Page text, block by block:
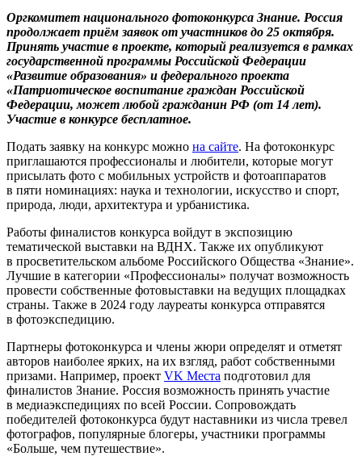
Оргкомитет национального фотоконкурса Знание. Россия
продолжает приём заявок от участников до 25 октября.
Принять участие в проекте, который реализуется в рамках
государственной программы Российской Федерации
«Развитие образования» и федерального проекта
«Патриотическое воспитание граждан Российской
Федерации, может любой гражданин РФ (от 14 лет).
Участие в конкурсе бесплатное.
Подать заявку на конкурс можно на сайте. На фотоконкурс
приглашаются профессионалы и любители, которые могут
присылать фото с мобильных устройств и фотоаппаратов
в пяти номинациях: наука и технологии, искусство и спорт,
природа, люди, архитектура и урбанистика.
Работы финалистов конкурса войдут в экспозицию
тематической выставки на ВДНХ. Также их опубликуют
в просветительском альбоме Российского Общества «Знание».
Лучшие в категории «Профессионалы» получат возможность
провести собственные фотовыставки на ведущих площадках
страны. Также в 2024 году лауреаты конкурса отправятся
в фотоэкспедицию.
Партнеры фотоконкурса и члены жюри определят и отметят
авторов наиболее ярких, на их взгляд, работ собственными
призами. Например, проект VK Места подготовил для
финалистов Знание. Россия возможность принять участие
в медиаэкспедициях по всей России. Сопровождать
победителей фотоконкурса будут наставники из числа тревел
фотографов, популярные блогеры, участники программы
«Больше, чем путешествие».